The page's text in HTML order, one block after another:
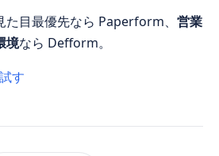
目最優先なら Paperform、 営業
境なら Defform。
す